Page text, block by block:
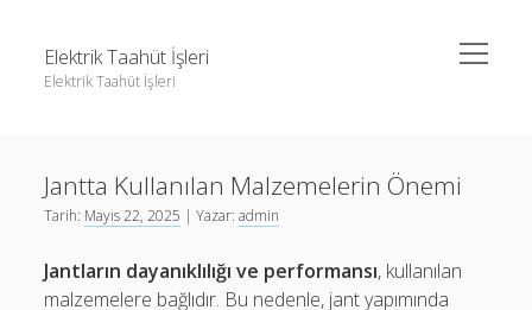
Elektrik Taahüt İşleri
Elektrik Taahüt İşleri
menüyü
aç
Liste
Sayfa Listesi
Tiktok Takipçi Hilesi Şifresiz
Liste
Jantta Kullanılan Malzemelerin Önemi
Tarih: Mayıs 22, 2025 | Yazar:admin
Jantların dayanıklılığı ve performansı, kullanılan
malzemelere bağlıdır. Bu nedenle, jant yapımında